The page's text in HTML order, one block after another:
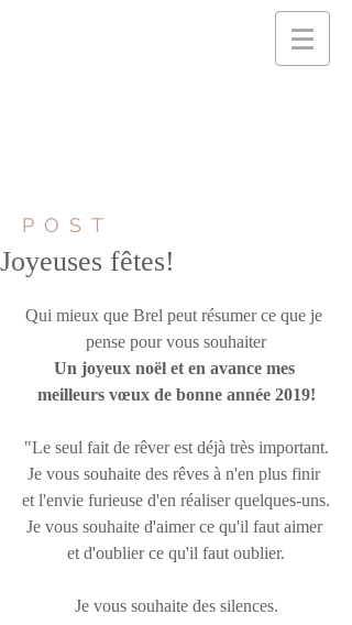
POST
Joyeuses fêtes!
Qui mieux que Brel peut résumer ce que je
pense pour vous souhaiter
Un joyeux noël et en avance mes
meilleurs vœux de bonne année 2019!
"Le seul fait de rêver est déjà très important.
Je vous souhaite des rêves à n'en plus finir
et l'envie furieuse d'en réaliser quelques-uns.
Je vous souhaite d'aimer ce qu'il faut aimer
et d'oublier ce qu'il faut oublier.
Je vous souhaite des silences.